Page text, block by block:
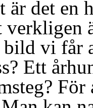
det en
verkligen
bild vi får
Ett